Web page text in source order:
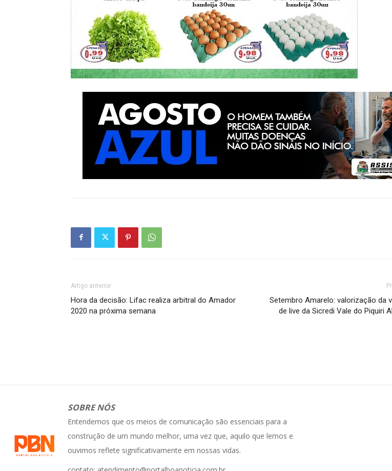
Artigo anterior
Hora da decisão: Lifac realiza arbitral do Amador
2020 na próxima semana
Setembro Amarelo: valorização da
de live da Sicredi Vale do Piquiri
SOBRE NÓS
Entendemos que os meios de comunicação são essenciais para a
construção de um mundo melhor, uma vez que, aquilo que lemos e
ouvimos reflete significativamente em nossas vidas.